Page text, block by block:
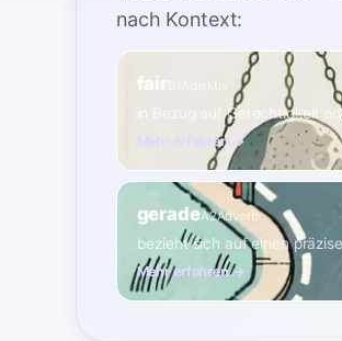
nach Kontext:
fair Adjektiv
in Bezug auf Gerechtigkeit
Mehr erfahren →
geradeA2Adverb
bezieht sich auf einen
Mehr erfahren →